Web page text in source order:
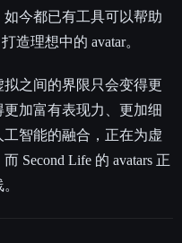
今都已有工具可以帮助
打造理想中的 avatar。
之间的界限只会变得更
加富有表现力、更加细
智能的融合，正在为虚
Second Life 的 avatars 正